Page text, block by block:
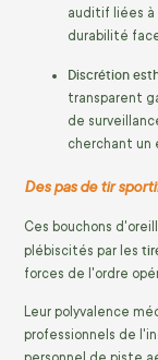
auditif liées
durabilité
Discrétion
transparent
de
cherchant un
Des pas de tir
Ces bouchons
plébiscités par les
forces de l'ordre
Leur polyvalence
professionnels de